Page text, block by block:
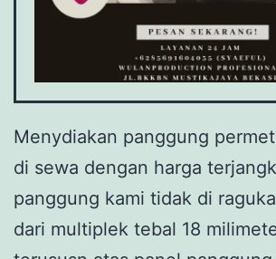
Menydiakan panggung
di sewa dengan harga
panggung kami tidak di
dari multiplek tebal 18